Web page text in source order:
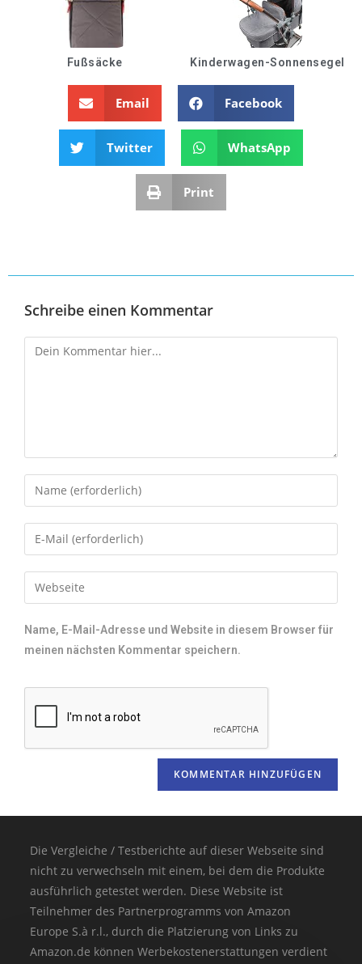
Fußsäcke Kinderwagen-Sonnensegel
Email Facebook
Twitter WhatsApp
Print
Schreibe einen Kommentar
Name, E-Mail-Adresse und Website in diesem Browser für
meinen nächsten Kommentar speichern.
Die Vergleiche / Testberichte auf dieser Webseite sind
nicht zu verwechseln mit einem, bei dem die Produkte
ausführlich getestet werden. Diese Website ist
Teilnehmer des Partnerprogramms von Amazon
Europe S.à r.l., durch die Platzierung von Links zu
Amazon.de können Werbekostenerstattungen verdient